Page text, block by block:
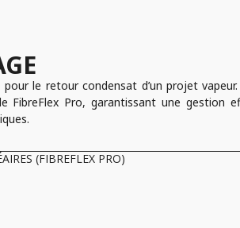
le retour condensat d’un projet
FibreFlex Pro, garantissant une gestion
(FIBREFLEX PRO)